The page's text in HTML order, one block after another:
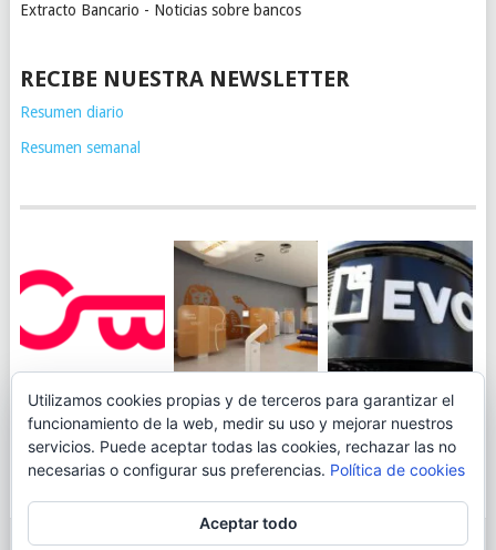
Extracto Bancario - Noticias sobre bancos
RECIBE NUESTRA NEWSLETTER
Resumen diario
Resumen semanal
JUEGA AL
CANICÓDROMO
DIGITAL DE
OPENBANK
ING TOCA SUELO EN
LA RENTABILIDAD
DE SU CUENTA
NARANJA: 0,01% TAE
EVO BANK
PERMITIRÁ
INGRESAR DINERO
DESDE LAS OFICINAS
Utilizamos cookies propias y de terceros para garantizar el
funcionamiento de la web, medir su uso y mejorar nuestros
servicios. Puede aceptar todas las cookies, rechazar las no
necesarias o configurar sus preferencias. Política de cookies
Aceptar todo